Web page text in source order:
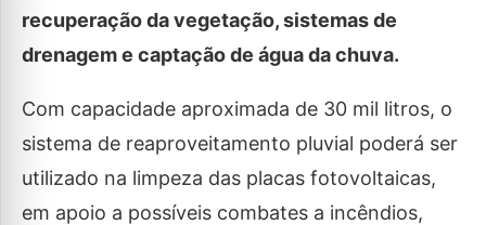
recuperação da vegetação, sistemas de
drenagem e captação de água da chuva.
Com capacidade aproximada de 30 mil litros, o
sistema de reaproveitamento pluvial poderá ser
utilizado na limpeza das placas fotovoltaicas,
em apoio a possíveis combates a incêndios,